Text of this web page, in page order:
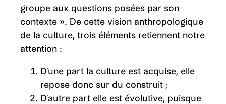
groupe aux questions posées par son
contexte ». De cette vision anthropologique
de la culture, trois éléments retiennent notre
attention :
D’une part la culture est acquise, elle
repose donc sur du construit ;
D’autre part elle est évolutive, puisque